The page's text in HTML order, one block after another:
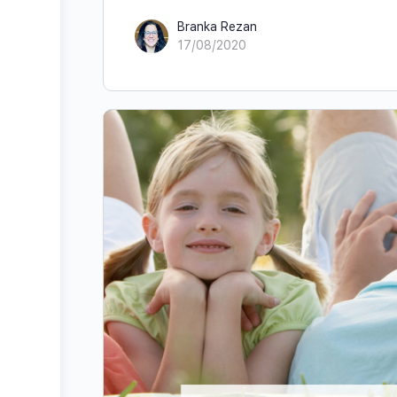
Branka Rezan
17/08/2020